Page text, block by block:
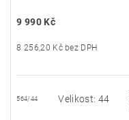
9 990 Kč
8 256,20 Kč bez DPH
564/44 Velikost: 44